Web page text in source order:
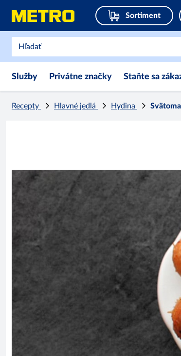
Sortiment
Služby Privátne značky Staňte sa
Recepty Hlavné jedlá Hydina